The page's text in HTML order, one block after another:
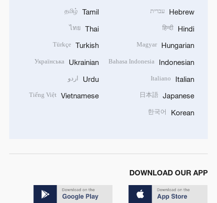
Hebrew עברית
Hindi
हिन्दी
Hungarian
Magyar
Indonesian
Bahasa Indonesia
Italian
Italiano
Japanese
日本語
Korean
한국어
Tamil
தமிழ்
Thai
ไทย
Turkish
Türkçe
Ukrainian
Українська
Urdu اردو
Vietnamese
Tiếng Việt
DOWNLOAD OUR APP